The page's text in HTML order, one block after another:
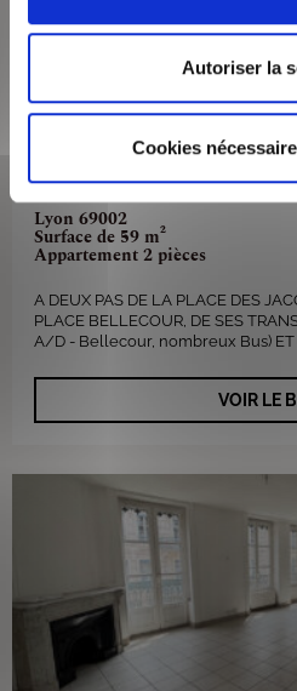
Autoriser la
Cookies
Lyon 69002
Surface de 59 m²
Appartement 2 pièces
995€/mois CC
A DEUX PAS DE LA PLACE DES
PLACE BELLECOUR, DE SES
A/D - Bellecour, nombreux Bus) ET
VOIR LE